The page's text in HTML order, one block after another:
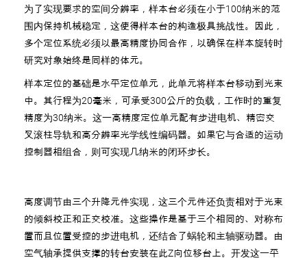
为了实现要求的空间分辨率，样本台必须在小于100纳米的范
围内保持机械稳定，这使得样本台的构造极具挑战性。因此，
多个定位系统必须以最高精度协同合作，以确保在样本旋转时
研究对象始终是同样的体元。
样本定位的基础是水平定位单元，此单元将样本台移动到光束
中。其行程为20毫米，可承受300公斤的负载，工作时的重复
精度为30纳米。这一高精度定位单元配有步进电机、精密交
叉滚柱导轨和高分辨率光学线性编码器。如果它与合适的运动
控制器相组合，则可实现几纳米的闭环步长。
高度调节由三个升降元件实现，这三个元件还负责相对于光束
的倾斜校正和正交校准。这些操作是基于三个相同的、对称布
置而且位置受控的步进电机，还结合了蜗轮和主轴驱动器。由
空气轴承提供支撑的转台安装在此Z向位移台上。开发这一平